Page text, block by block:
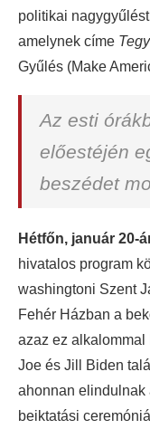
politikai
amelynek címe
Gyűlés (Make
Az esti
előestéjén
beszédet
Hétfőn, január 20-
hivatalos program
washingtoni Szent
Fehér Házban a
azaz ez
Joe és Jill Biden
ahonnan elindulnak
beiktatási